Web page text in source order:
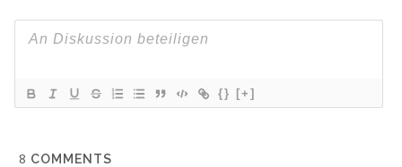
{} [+]
8 COMMENTS